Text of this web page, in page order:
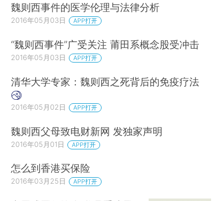
魏则西事件的医学伦理与法律分析
2016年05月03日 APP打开
“魏则西事件”广受关注 莆田系概念股受冲击
2016年05月03日 APP打开
清华大学专家：魏则西之死背后的免疫疗法
2016年05月02日 APP打开
魏则西父母致电财新网 发独家声明
2016年05月01日 APP打开
怎么到香港买保险
2016年03月25日 APP打开